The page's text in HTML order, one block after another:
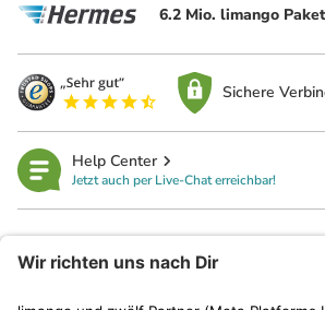
6.2 Mio. limango
Sichere
Help Center
Jetzt auch per Live-Chat erreichbar!